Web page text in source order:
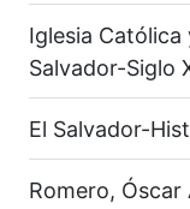
Iglesia Católica
Salvador-Siglo
El Salvador-
Romero, Óscar